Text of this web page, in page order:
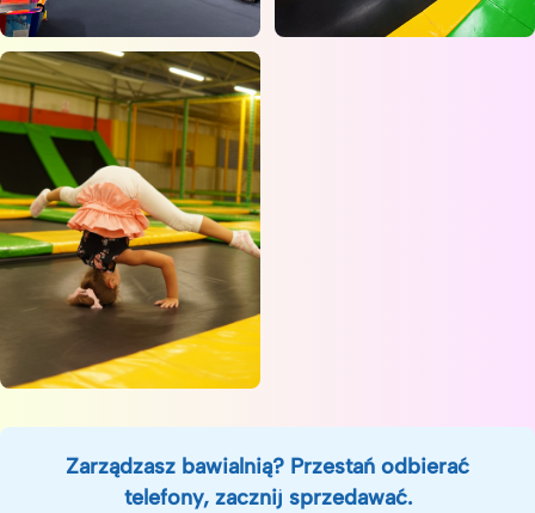
Zarządzasz bawialnią? Przestań odbierać
telefony, zacznij sprzedawać.